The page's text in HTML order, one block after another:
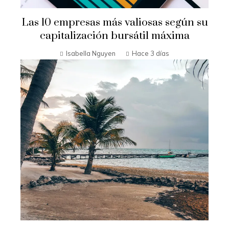
Las 10 empresas más valiosas según su
capitalización bursátil máxima
Isabella Nguyen Hace 3 días